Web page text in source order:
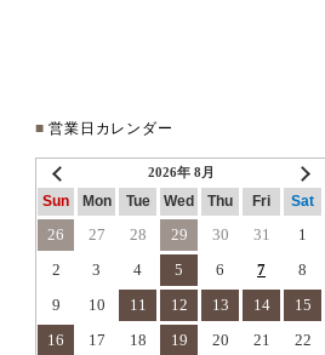
■営業日カレンダー
2026年 8月
Sun Mon Tue Wed Thu Fri Sat
26 27 28 29 30 31
1
2
3 4 5 6 7
8
9
10 11 12 13 14
15
16
17 18 19 20 21 22